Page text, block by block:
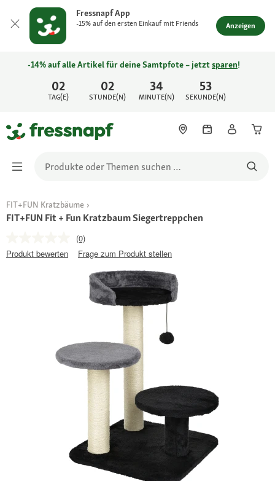
Fressnapf App
-15% auf den ersten Einkauf mit Friends Anzeigen
02
TAG(E)
02
STUNDE(N)
34
MINUTE(N)
53
SEKUNDE(N)
-14% auf alle Artikel für deine Samtpfote – jetztsparen!
FIT+FUN Kratzbäume
FIT+FUN Fit + Fun Kratzbaum Siegertreppchen
(0)
Produkt bewerten
Frage zum Produkt stellen